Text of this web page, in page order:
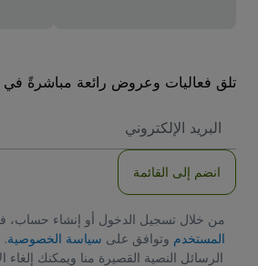
تلق فعاليات وعروض رائعة مباشرةً في
الاكتروني
انضم إلى القائمة
من خلال تسجيل الدخول أو إنشاء حساب،
المستخدم وتوافق على سياسة الخصوصية.
الرسائل النصية القصيرة منا ويمكنك